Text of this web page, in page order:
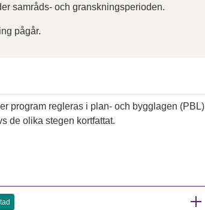
samråds- och granskningsperioden.
pågår.
program regleras i plan- och bygglagen (PBL)
de olika stegen kortfattat.